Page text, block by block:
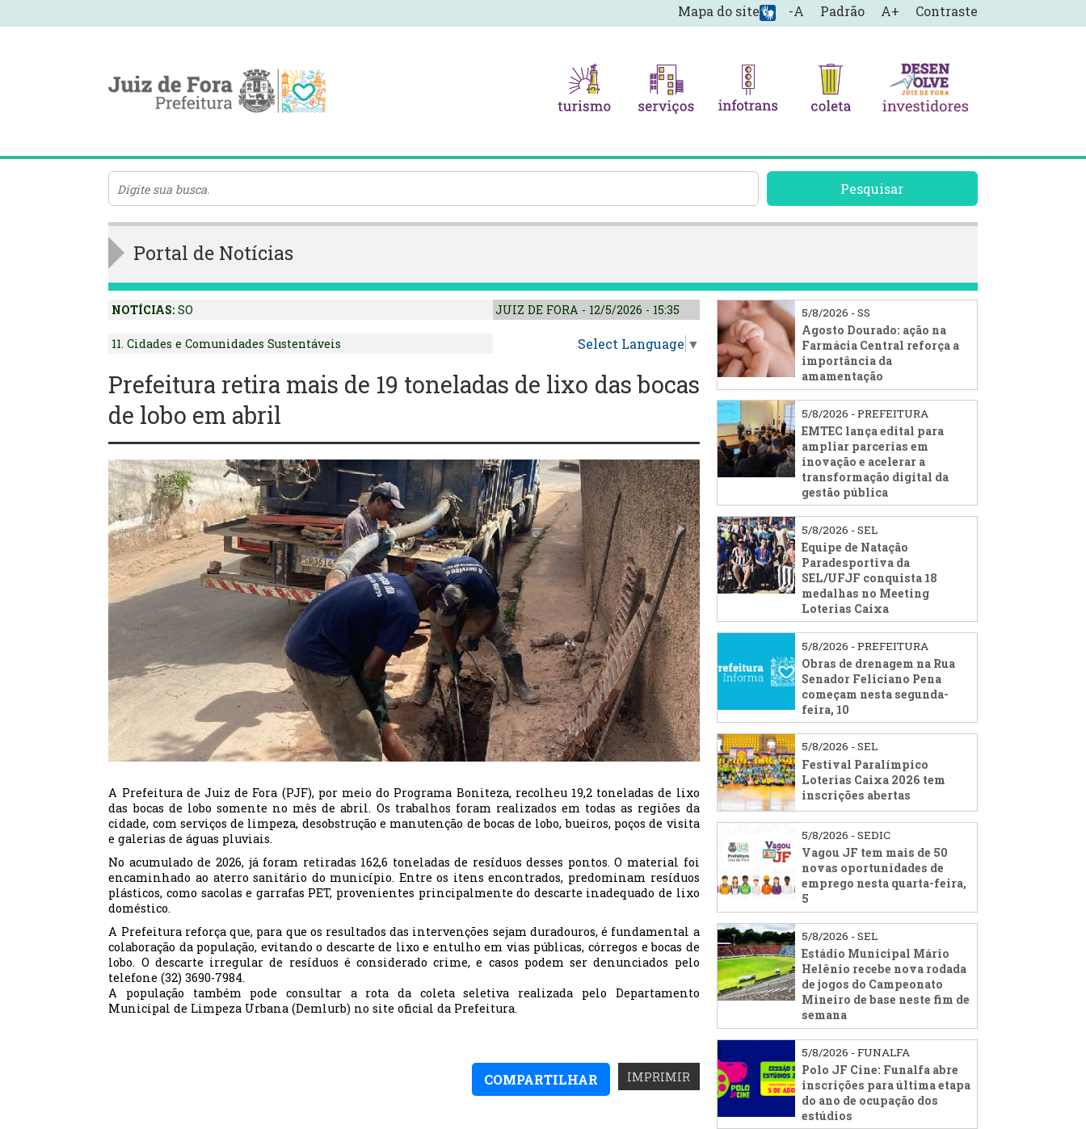
-A Padrão A+ Contraste
Mapa do site
Pesquisar
Portal de Notícias
NOTÍCIAS: SO JUIZ DE FORA - 12/5/2026 - 15:35
11. Cidades e Comunidades Sustentáveis Select Language ▼
Prefeitura retira mais de 19 toneladas de lixo das bocas
de lobo em abril
A Prefeitura de Juiz de Fora (PJF), por meio do Programa Boniteza, recolheu 19,2 toneladas de lixo
das bocas de lobo somente no mês de abril. Os trabalhos foram realizados em todas as regiões da
cidade, com serviços de limpeza, desobstrução e manutenção de bocas de lobo, bueiros, poços de visita
e galerias de águas pluviais.
No acumulado de 2026, já foram retiradas 162,6 toneladas de resíduos desses pontos. O material foi
encaminhado ao aterro sanitário do município. Entre os itens encontrados, predominam resíduos
plásticos, como sacolas e garrafas PET, provenientes principalmente do descarte inadequado de lixo
doméstico.
A Prefeitura reforça que, para que os resultados das intervenções sejam duradouros, é fundamental a
colaboração da população, evitando o descarte de lixo e entulho em vias públicas, córregos e bocas de
lobo. O descarte irregular de resíduos é considerado crime, e casos podem ser denunciados pelo
telefone (32) 3690-7984.
A população também pode consultar a rota da coleta seletiva realizada pelo Departamento
Municipal de Limpeza Urbana (Demlurb) no site oficial da Prefeitura.
IMPRIMIR
COMPARTILHAR
5/8/2026 - SS
Agosto Dourado: ação na
Farmácia Central reforça a
importância da
amamentação
5/8/2026 - PREFEITURA
EMTEC lança edital para
ampliar parcerias em
inovação e acelerar a
transformação digital da
gestão pública
5/8/2026 - SEL
Equipe de Natação
Paradesportiva da
SEL/UFJF conquista 18
medalhas no Meeting
Loterias Caixa
5/8/2026 - PREFEITURA
Obras de drenagem na Rua
Senador Feliciano Pena
começam nesta segunda-
feira, 10
5/8/2026 - SEL
Festival Paralímpico
Loterias Caixa 2026 tem
inscrições abertas
5/8/2026 - SEDIC
Vagou JF tem mais de 50
novas oportunidades de
emprego nesta quarta-feira,
5
5/8/2026 - SEL
Estádio Municipal Mário
Helênio recebe nova rodada
de jogos do Campeonato
Mineiro de base neste fim de
semana
5/8/2026 - FUNALFA
Polo JF Cine: Funalfa abre
inscrições para última etapa
do ano de ocupação dos
estúdios